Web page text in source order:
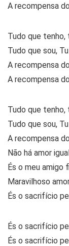
A recompensa
Tudo que tenho,
Tudo que sou,
A recompensa
A recompensa
Tudo que tenho,
Tudo que sou,
A recompensa
Não há amor
És o meu amigo
Maravilhoso
És o sacrifício
És o sacrifício
És o sacrifício